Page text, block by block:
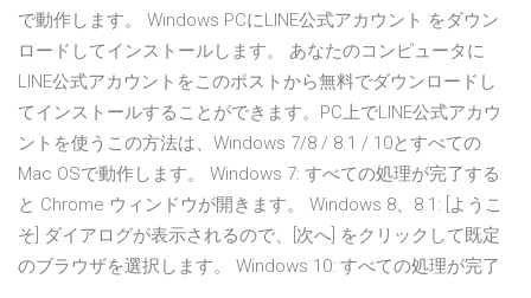
で動作します。 Windows PCにLINE公式アカウント をダウン
ロードしてインストールします。 あなたのコンピュータに
LINE公式アカウントをこのポストから無料でダウンロードし
てインストールすることができます。PC上でLINE公式アカウ
ントを使うこの方法は、Windows 7/8 / 8.1 / 10とすべての
Mac OSで動作します。 Windows 7: すべての処理が完了する
と Chrome ウィンドウが開きます。 Windows 8、8.1: [ようこ
そ] ダイアログが表示されるので、[次へ] をクリックして既定
のブラウザを選択します。 Windows 10: すべての処理が完了